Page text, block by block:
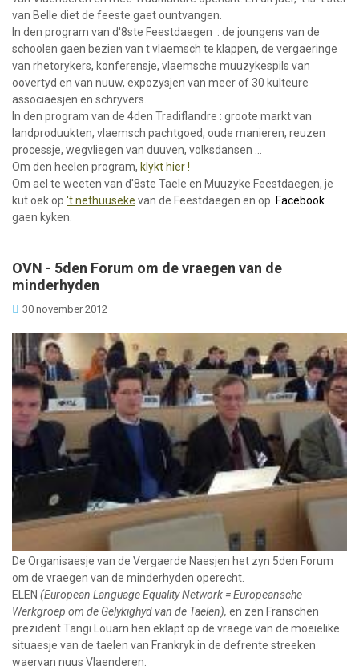
van Belle diet de feeste gaet ountvangen.
In den program van d'8ste Feestdaegen : de joungens van de
schoolen gaen bezien van t vlaemsch te klappen, de vergaeringe
van rhetorykers, konferensje, vlaemsche muuzykespils van
oovertyd en van nuuw, expozysjen van meer of 30 kulteure
associaesjen en schryvers.
In den program van de 4den Tradiflandre : groote markt van
landproduukten, vlaemsch pachtgoed, oude manieren, reuzen
processje, wegvliegen van duuven, volksdansen ...
Om den heelen program, klykt hier !
Om ael te weeten van d'8ste Taele en Muuzyke Feestdaegen, je
kut oek op 't nethuuseke van de Feestdaegen en op Facebook
gaen kyken.
OVN - 5den Forum om de vraegen van de
minderhyden
30 november 2012
De Organisaesje van de Vergaerde Naesjen het zyn 5den Forum
om de vraegen van de minderhyden operecht.
ELEN (European Language Equality Network = Europeansche
Werkgroep om de Gelykighyd van de Taelen), en zen Franschen
prezident Tangi Louarn hen eklapt op de vraege van de moeielike
situaesje van de taelen van Frankryk in de defrente streeken
waervan nuus Vlaenderen.